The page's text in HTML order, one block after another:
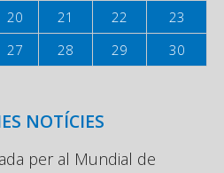
20 21 22
23
27 28 29 30
NOTÍCIES
per al Mundial de